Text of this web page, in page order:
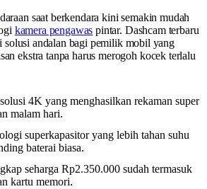
saat berkendara kini semakin mudah
kamera pengawas pintar. Dashcam terbaru
solusi andalan bagi pemilik mobil yang
ekstra tanpa harus merogoh kocek terlalu
4K yang menghasilkan rekaman super
malam hari.
superkapasitor yang lebih tahan suhu
baterai biasa.
seharga Rp2.350.000 sudah termasuk
kartu memori.